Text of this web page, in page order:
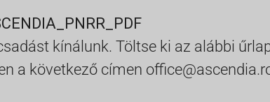
kínálunk. Töltse ki az alábbi
a következő címen